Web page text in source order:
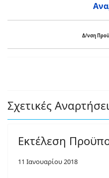
Δ/νση
Σχετικές
Εκτέλεση
11 Ιανουαρίου 2018